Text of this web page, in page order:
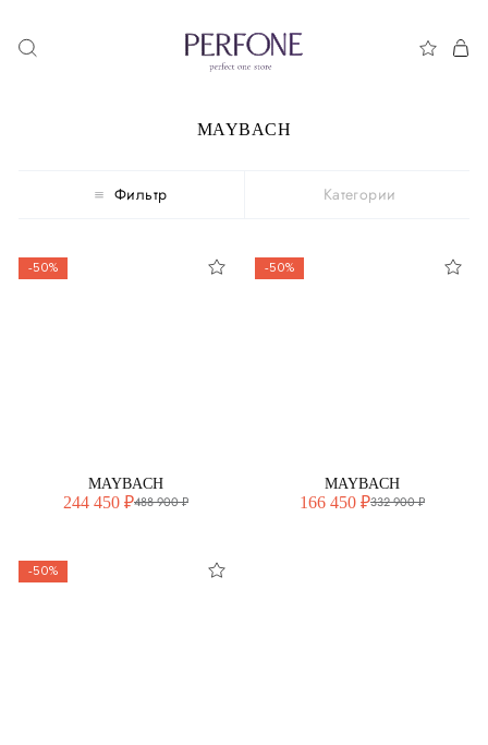
MAYBACH
Фильтр Категории
-50%
MAYBACH
244 450 ₽488 900 ₽
-50%
MAYBACH
166 450 ₽332 900 ₽
-50%